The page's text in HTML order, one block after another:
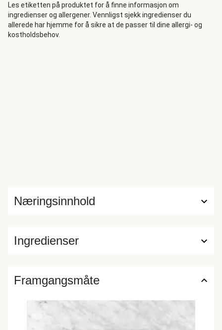
sitrusfrukt. Et knallgodt alternativ til den klassiske
kebaben!
Les etiketten på produktet for å finne informasjon om
ingredienser og allergener. Vennligst sjekk ingredienser du
allerede har hjemme for å sikre at de passer til dine allergi- og
kostholdsbehov.
Ingredienser
Næringsinnhold
Framgangsmåte